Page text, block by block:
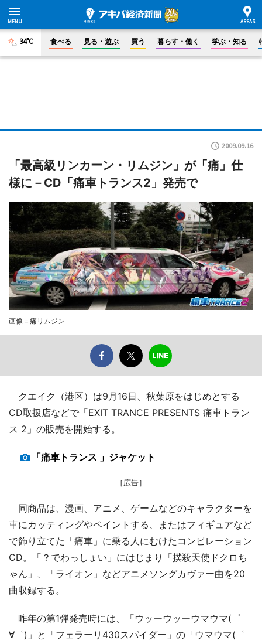
34°C 食べる 見る・遊ぶ 買う 暮らす・働く 学ぶ・知る
2009.09.16
「最高級リンカーン・リムジン」が「痛」仕
様に－CD「痛車トランス2」発売で
画像＝痛リムジン
クエイク（港区）は9月16日、秋葉原をはじめとする
CD取扱店などで「EXIT TRANCE PRESENTS 痛車トラン
ス 2」の販売を開始する。
「痛車トランス 」ジャケット
［広告］
同商品は、漫画、アニメ、ゲームなどのキャラクターを
車にカッティングやペイントする、またはフィギュアなど
で飾り立てた「痛車」に乗る人にむけたコンピレーション
CD。「？でわっしょい」にはじまり「撲殺天使ドクロち
ゃん」、「ライオン」などアニメソングカヴァー曲を20
曲収録する。
昨年の第1弾発売時には、「ウッーウッーウマウマ(゜
∀゜)」と「フェラーリ430スパイダー」の「ウマウマ(゜